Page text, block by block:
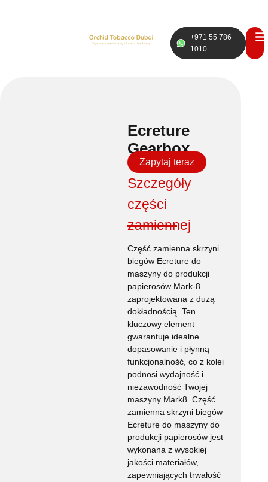
+971 55 786
1010
Ecreture
Gearbox
Zapytaj teraz
Szczegóły
części
zamiennej
Część zamienna skrzyni
biegów Ecreture do
maszyny do produkcji
papierosów Mark-8
zaprojektowana z dużą
dokładnością. Ten
kluczowy element
gwarantuje idealne
dopasowanie i płynną
funkcjonalność, co z kolei
podnosi wydajność i
niezawodność Twojej
maszyny Mark8. Część
zamienna skrzyni biegów
Ecreture do maszyny do
produkcji papierosów jest
wykonana z wysokiej
jakości materiałów,
zapewniających trwałość